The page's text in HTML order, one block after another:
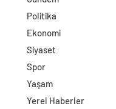
Politika
Ekonomi
Siyaset
Spor
Yaşam
Yerel Haberler